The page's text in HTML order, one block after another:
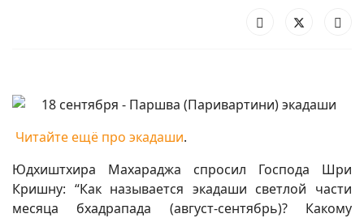
Читайте ещё про экадаши.
Юдхиштхира Махараджа спросил Господа Шри
Кришну: “Как называется экадаши светлой части
месяца бхадрапада (август-сентябрь)? Какому